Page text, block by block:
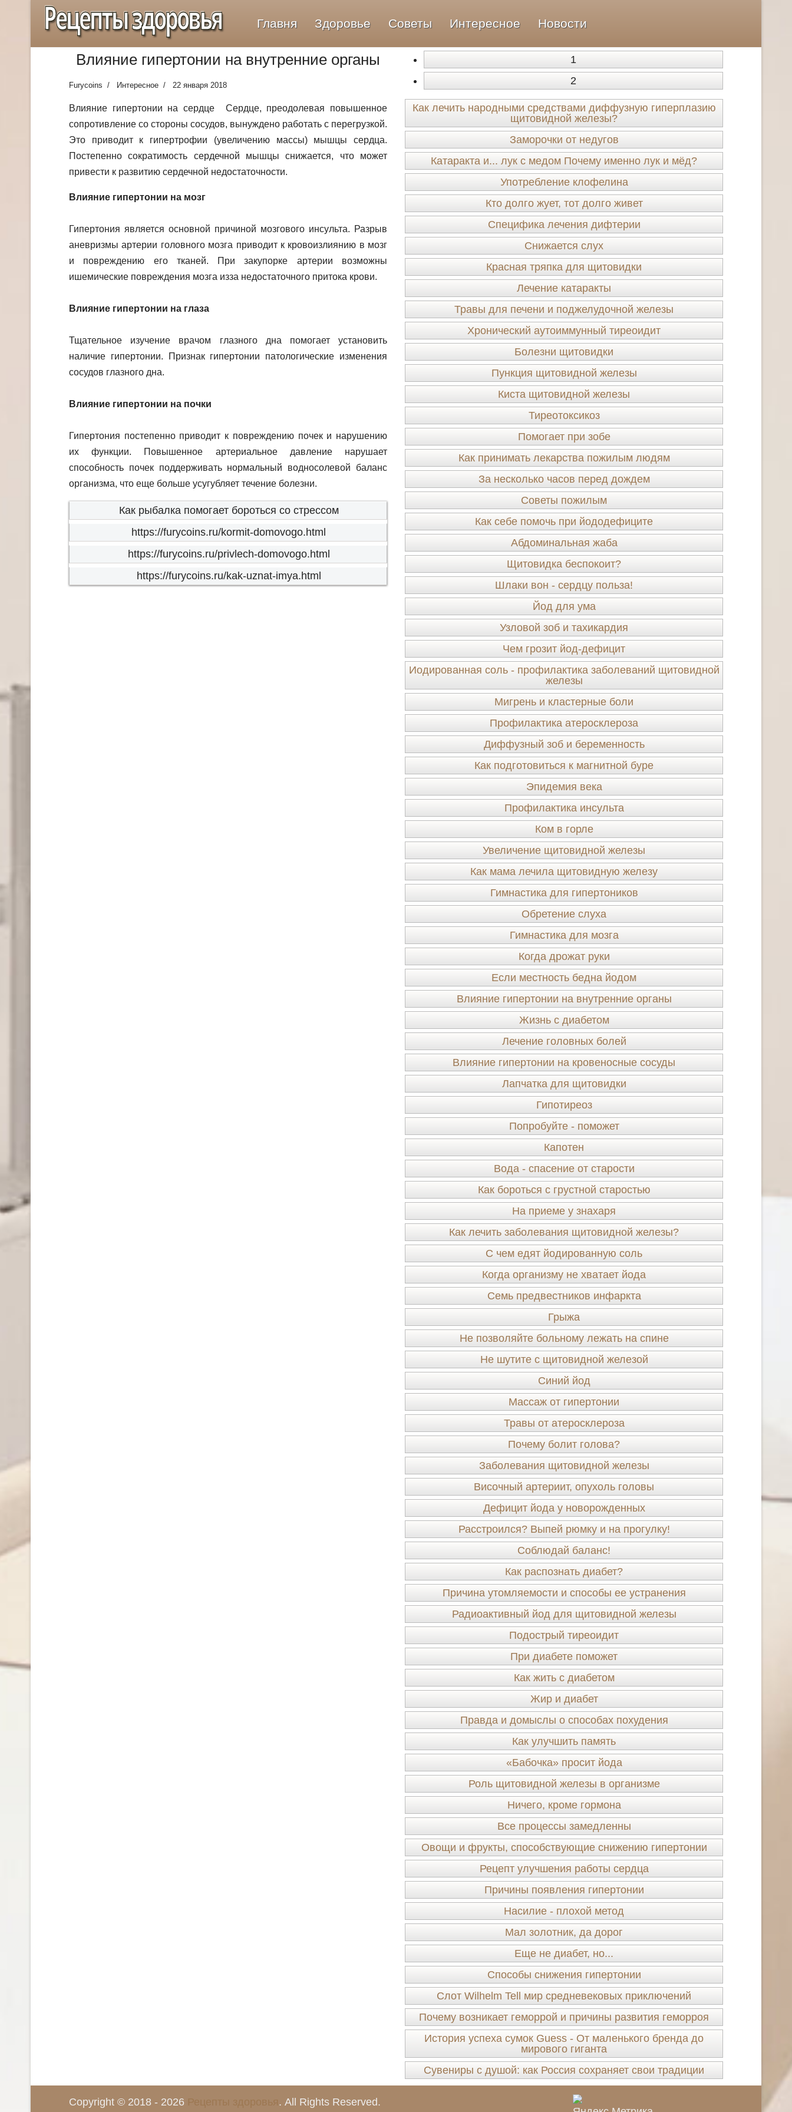
Рецепты здоровья Главня Здоровье Советы Интересное Новости
Влияние гипертонии на внутренние органы
Furycoins Интересное 22 января 2018
Влияние гипертонии на сердце
Сердце, преодолевая повышенное
сопротивление со стороны сосудов, вынуждено работать с перегрузкой.
Это приводит к гипертрофии (увеличению массы) мышцы сердца.
Постепенно сократимость сердечной мышцы снижается, что может
привести к развитию сердечной недостаточности.
Влияние гипертонии на мозг
Гипертония является основной причиной мозгового инсульта. Разрыв
аневризмы артерии головного мозга приводит к кровоизлиянию в мозг
и повреждению его тканей. При закупорке артерии возможны
ишемические повреждения мозга изза недостаточного притока крови.
Влияние гипертонии на глаза
Тщательное изучение врачом глазного дна помогает установить
наличие гипертонии. Признак гипертонии патологические изменения
сосудов глазного дна.
Влияние гипертонии на почки
Гипертония постепенно приводит к повреждению почек и нарушению
их функции. Повышенное артериальное давление нарушает
способность почек поддерживать нормальный водносолевой баланс
организма, что еще больше усугубляет течение болезни.
Как рыбалка помогает бороться со стрессом
https://furycoins.ru/kormit-domovogo.html
https://furycoins.ru/privlech-domovogo.html
https://furycoins.ru/kak-uznat-imya.html
1
2
Как лечить народными средствами диффузную гиперплазию
щитовидной железы?
Заморочки от недугов
Катаракта и... лук с медом Почему именно лук и мёд?
Употребление клофелина
Кто долго жует, тот долго живет
Специфика лечения дифтерии
Снижается слух
Красная тряпка для щитовидки
Лечение катаракты
Травы для печени и поджелудочной железы
Хронический аутоиммунный тиреоидит
Болезни щитовидки
Пункция щитовидной железы
Киста щитовидной железы
Тиреотоксикоз
Помогает при зобе
Как принимать лекарства пожилым людям
За несколько часов перед дождем
Советы пожилым
Как себе помочь при йододефиците
Абдоминальная жаба
Щитовидка беспокоит?
Шлаки вон - сердцу польза!
Йод для ума
Узловой зоб и тахикардия
Чем грозит йод-дефицит
Иодированная соль - профилактика заболеваний щитовидной
железы
Мигрень и кластерные боли
Профилактика атеросклероза
Диффузный зоб и беременность
Как подготовиться к магнитной буре
Эпидемия века
Профилактика инсульта
Ком в горле
Увеличение щитовидной железы
Как мама лечила щитовидную железу
Гимнастика для гипертоников
Обретение слуха
Гимнастика для мозга
Когда дрожат руки
Если местность бедна йодом
Влияние гипертонии на внутренние органы
Жизнь с диабетом
Лечение головных болей
Влияние гипертонии на кровеносные сосуды
Лапчатка для щитовидки
Гипотиреоз
Попробуйте - поможет
Капотен
Вода - спасение от старости
Как бороться с грустной старостью
На приеме у знахаря
Как лечить заболевания щитовидной железы?
С чем едят йодированную соль
Когда организму не хватает йода
Семь предвестников инфаркта
Грыжа
Не позволяйте больному лежать на спине
Не шутите с щитовидной железой
Синий йод
Массаж от гипертонии
Травы от атеросклероза
Почему болит голова?
Заболевания щитовидной железы
Височный артериит, опухоль головы
Дефицит йода у новорожденных
Расстроился? Выпей рюмку и на прогулку!
Соблюдай баланс!
Как распознать диабет?
Причина утомляемости и способы ее устранения
Радиоактивный йод для щитовидной железы
Подострый тиреоидит
При диабете поможет
Как жить с диабетом
Жир и диабет
Правда и домыслы о способах похудения
Как улучшить память
«Бабочка» просит йода
Роль щитовидной железы в организме
Ничего, кроме гормона
Все процессы замедленны
Овощи и фрукты, способствующие снижению гипертонии
Рецепт улучшения работы сердца
Причины появления гипертонии
Насилие - плохой метод
Мал золотник, да дорог
Еще не диабет, но...
Способы снижения гипертонии
Слот Wilhelm Tell мир средневековых приключений
Почему возникает геморрой и причины развития геморроя
История успеха сумок Guess - От маленького бренда до
мирового гиганта
Сувениры с душой: как Россия сохраняет свои традиции
Copyright © 2018 - 2026 Рецепты здоровья. All Rights Reserved.